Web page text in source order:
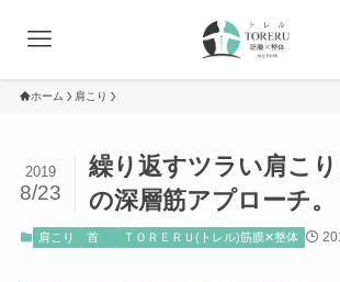
ホーム 肩こり
繰り返すツラい肩こ
の深層筋アプローチ。
2019
8/23
肩こり 首 ＴＯＲＥＲＵ(トレル)筋膜✕整体